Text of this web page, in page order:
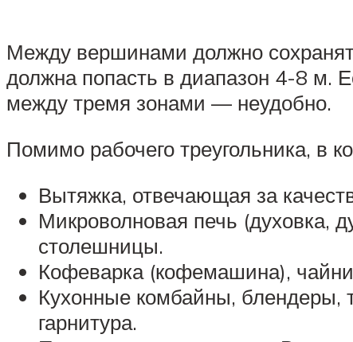
Между вершинами должно
должна попасть в диапазон 4-8 м.
между тремя зонами — неудобно.
Помимо рабочего треугольника, в
Вытяжка, отвечающая за
Микроволновая печь (духовка,
столешницы.
Кофеварка (кофемашина),
Кухонные комбайны, блендеры,
гарнитура.